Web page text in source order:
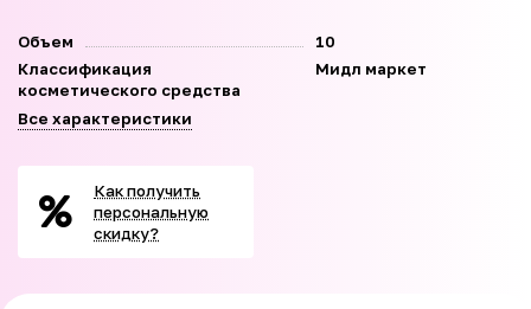
Объем
10
Классификация
косметического средства
Мидл маркет
Все характеристики
Как получить
персональную
скидку?